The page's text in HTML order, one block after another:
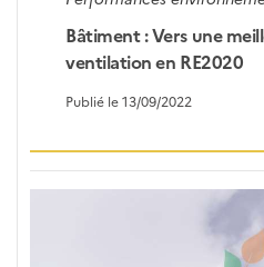
Bâtiment : Vers une
ventilation en RE2020
Publié le 13/09/2022